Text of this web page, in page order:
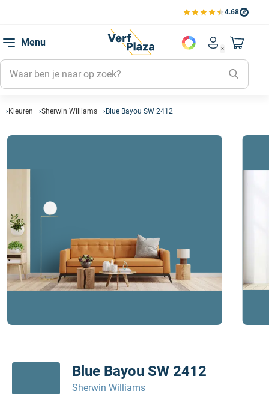
4.68
Bekijk de verfplaza
Menu
Account
Mijn
Mijn
Mijn
Naar
Kleuren Sherwin Williams Blue Bayou SW 2412
Blue Bayou SW 2412
Sherwin Williams